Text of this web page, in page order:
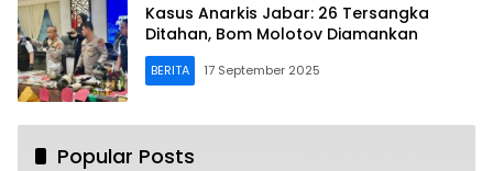
Kasus Anarkis Jabar: 26 Tersangka
Ditahan, Bom Molotov Diamankan
BERITA 17 September 2025
Popular Posts